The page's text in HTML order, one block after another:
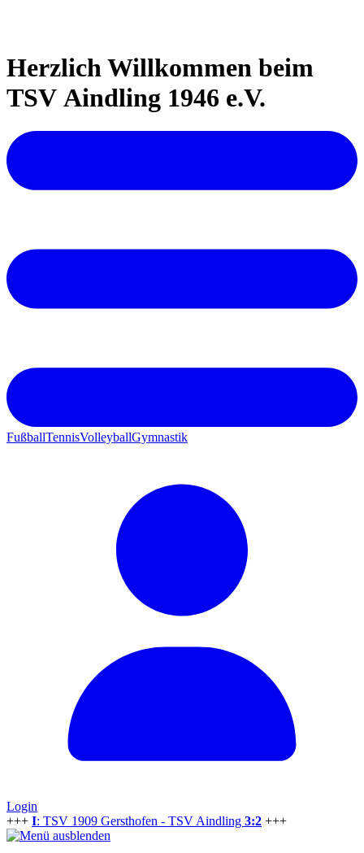
Herzlich Willkommen beim
TSV Aindling 1946 e.V.
FußballTennisVolleyballGymnastik
Login
+++ I: TSV 1909 Gersthofen - TSV Aindling 3:2 +++